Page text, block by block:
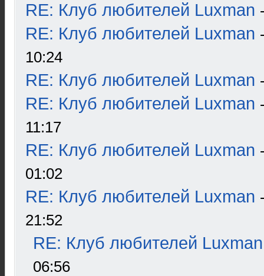
RE: Клуб любителей Luxman
RE: Клуб любителей Luxman
10:24
RE: Клуб любителей Luxman
RE: Клуб любителей Luxman
11:17
RE: Клуб любителей Luxman
01:02
RE: Клуб любителей Luxman
21:52
RE: Клуб любителей Luxman
06:56